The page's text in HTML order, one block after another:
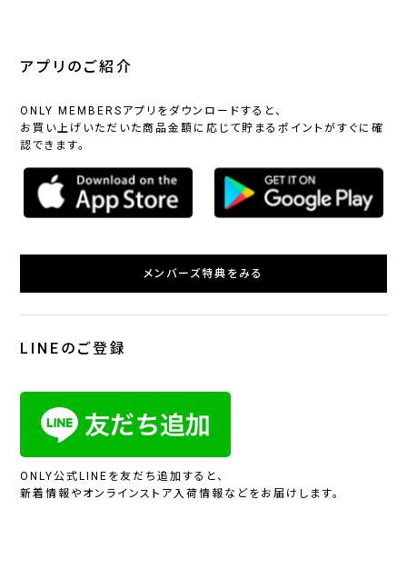
アプリのご紹介
ONLY MEMBERSアプリをダウンロードすると、
お買い上げいただいた商品金額に応じて貯まるポイントがすぐに確
認できます。
メンバーズ特典をみる
LINEのご登録
ONLY公式LINEを友だち追加すると、
新着情報やオンラインストア入荷情報などをお届けします。